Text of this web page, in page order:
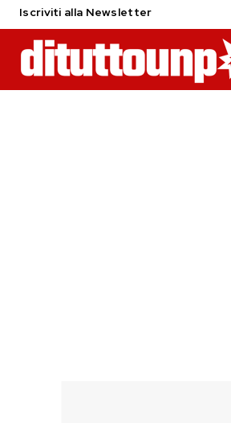
Iscriviti alla Newsletter